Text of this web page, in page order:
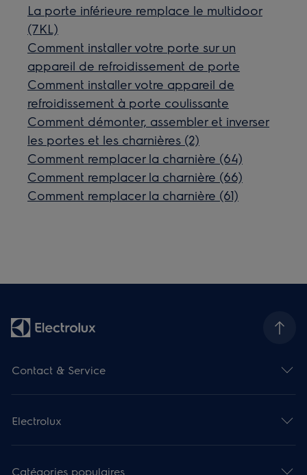
La porte inférieure remplace le multidoor
(7KL)
Comment installer votre porte sur un
appareil de refroidissement de porte
Comment installer votre appareil de
refroidissement à porte coulissante
Comment démonter, assembler et inverser
les portes et les charnières (2)
Comment remplacer la charnière (64)
Comment remplacer la charnière (66)
Comment remplacer la charnière (61)
Contact & Service
Electrolux
Catégories populaires